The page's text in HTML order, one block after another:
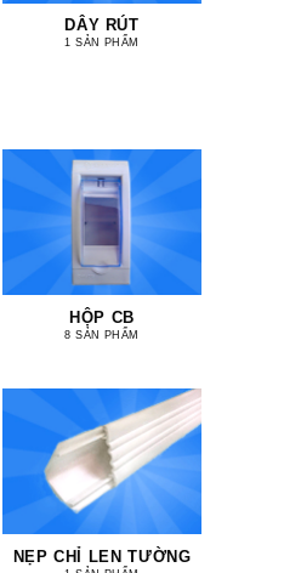
DÂY RÚT
1 SẢN PHẨM
HỘP CB
8 SẢN PHẨM
NẸP CHỈ LEN TƯỜNG